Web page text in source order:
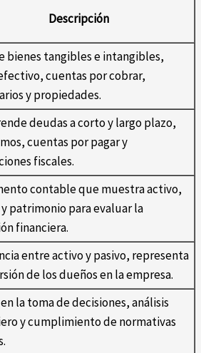
Descripción
bienes tangibles e intangibles,
cuentas por cobrar,
y propiedades.
deudas a corto y largo plazo,
cuentas por pagar y
fiscales.
contable que muestra activo,
patrimonio para evaluar la
financiera.
entre activo y pasivo, representa
de los dueños en la empresa.
la toma de decisiones, análisis
y cumplimiento de normativas